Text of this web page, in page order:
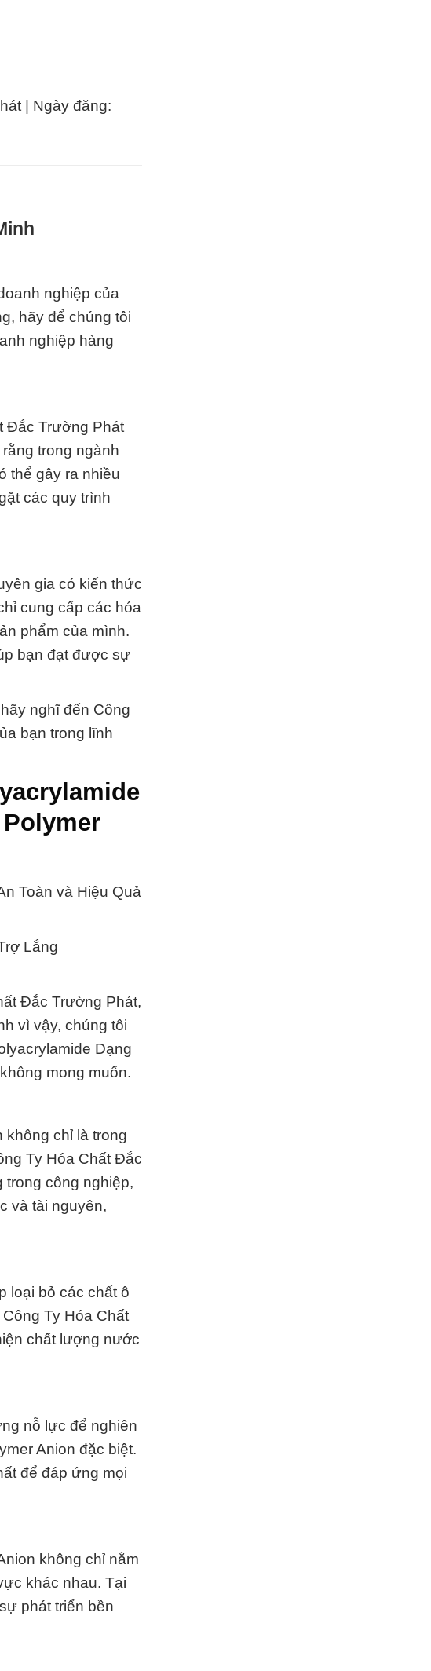
| Ngày đăng:
nghiệp của
hãy để chúng tôi
nghiệp hàng
Đắc Trường Phát
trong ngành
thể gây ra nhiều
các quy trình
gia có kiến thức
cung cấp các hóa
phẩm của mình.
bạn đạt được sự
nghĩ đến Công
bạn trong lĩnh
Toàn và Hiệu Quả
Lắng
Đắc Trường Phát,
vì vậy, chúng tôi
Dạng
mong muốn.
không chỉ là trong
Ty Hóa Chất Đắc
công nghiệp,
và tài nguyên,
loại bỏ các chất ô
Ty Hóa Chất
chất lượng nước
nỗ lực để nghiên
Anion đặc biệt.
để đáp ứng mọi
không chỉ nằm
khác nhau. Tại
phát triển bền